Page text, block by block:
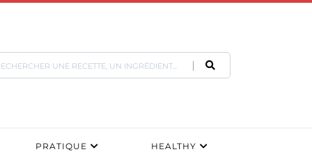
PRATIQUE HEALTHY